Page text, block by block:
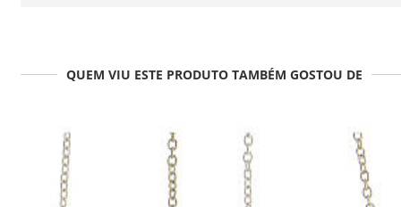
QUEM VIU ESTE PRODUTO TAMBÉM GOSTOU DE